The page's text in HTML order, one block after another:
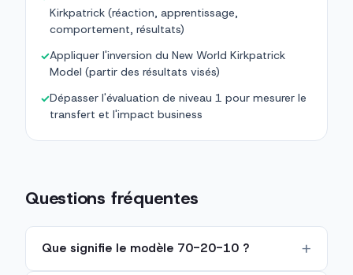
Kirkpatrick (réaction, apprentissage,
comportement, résultats)
✓Appliquer l'inversion du New World Kirkpatrick
Model (partir des résultats visés)
✓Dépasser l'évaluation de niveau 1 pour mesurer le
transfert et l'impact business
Questions fréquentes
Que signifie le modèle 70-20-10 ?